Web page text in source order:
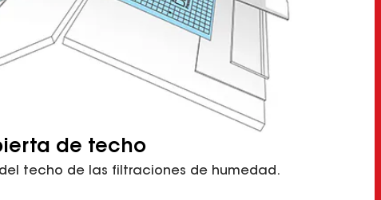
de techo
techo de las filtraciones de humedad.